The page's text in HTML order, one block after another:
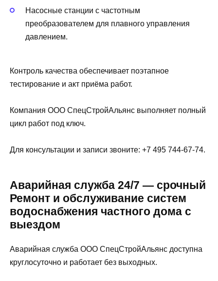
Насосные станции с частотным
преобразователем для плавного управления
давлением.
Контроль качества обеспечивает поэтапное
тестирование и акт приёма работ.
Компания ООО СпецСтройАльянс выполняет полный
цикл работ под ключ.
Для консультации и записи звоните: +7 495 744-67-74.
Аварийная служба 24/7 — срочный
Ремонт и обслуживание систем
водоснабжения частного дома с
выездом
Аварийная служба ООО СпецСтройАльянс доступна
круглосуточно и работает без выходных.